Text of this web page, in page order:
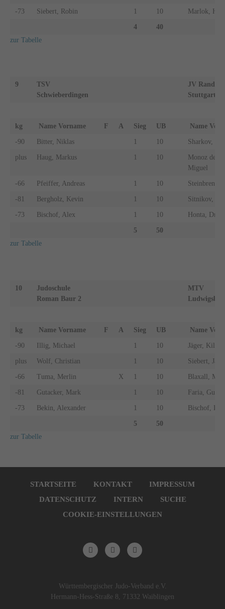
-73 Siebert, Robin 1 10 Marlok,
4
40
zur Tabelle
9
TSV
Schwieberdingen
JV Randori
Stuttgart 2
kg Name Vorname F A Sieg UB Name
-90 Bitter, Niklas 1 10 Sharkov,
plus Haug, Markus 10
Monoz de
Miguel
-66 Pfeiffer, Andreas 1 10
-81 Bergholz, Kevin 10 Sitnikov,
-73 Bischof, Alex 1 10 Honta,
5
50
zur Tabelle
10
Judoschule
Roman Baur 2
MTV
kg Name Vorname F A Sieg UB Name
-90 Illig, Michael 1 10 Jäger, Kilian
plus Wolf, Christian 1 10 Siebert,
-66 Tuma, Merlin X 1 10 Blaxall,
-81 Gutacker, Mark 1 10 Faria,
-73 Bekin, Alexander 1 10 Bischof,
5
50
zur Tabelle
überspringenSTARTSEITE KONTAKT
IMPRESSUM
DATENSCHUTZ
INTERN
SUCHE
COOKIE-EINSTELLUNGEN
Württembergischer Judo-Verband e.V.
Hermann-Hess-Straße 8, 71332 Waiblingen